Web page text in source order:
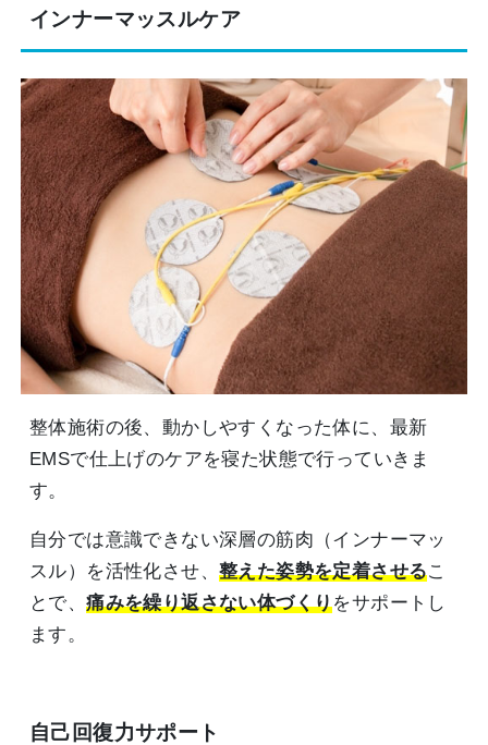
インナーマッスルケア
整体施術の後、動かしやすくなった体に、最新
EMSで仕上げのケアを寝た状態で行っていきま
す。
自分では意識できない深層の筋肉（インナーマッ
スル）を活性化させ、 整えた姿勢を定着させるこ
とで、痛みを繰り返さない体づくりをサポートし
ます。
自己回復力サポート